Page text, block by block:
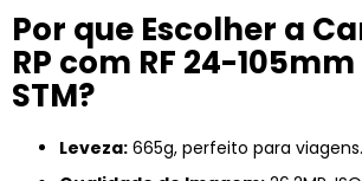
Por que Escolher a
RP com RF 24-
STM?
Leveza: 665g, perfeito para viagens.